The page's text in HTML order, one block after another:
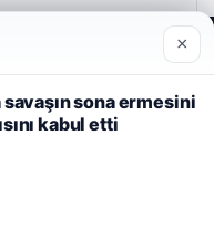
iyi anlayabilmek,
amacıyla çerezler
×
sona ermesini
kabul etti